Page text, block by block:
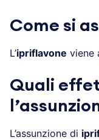
Come si
L’ipriflavone viene
Quali
L’assunzione di